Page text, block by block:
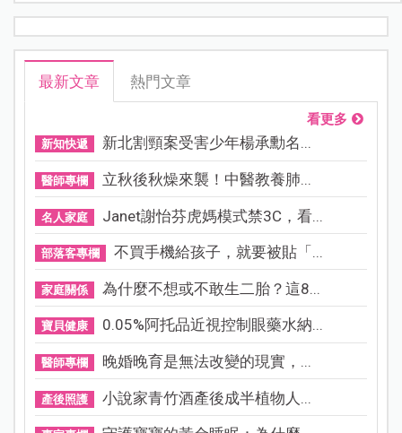
最新文章 熱門文章
看更多
新知快遞 新北割頸案受害少年楊承勳名...
醫師專欄 立秋後秋燥來襲！中醫教養肺...
名人家庭 Janet謝怡芬虎媽模式禁3C，看...
部落客專欄 不買手機給孩子，就要被貼「...
家庭關係 為什麼不想或不敢生二胎？這8...
寶貝健康 0.05%阿托品近視控制眼藥水納...
醫師專欄 晚婚晚育是無法改變的現實，...
產後照護 小說家青竹酒產後成半植物人...